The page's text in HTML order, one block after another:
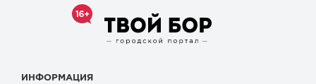
ИНФОРМАЦИЯ